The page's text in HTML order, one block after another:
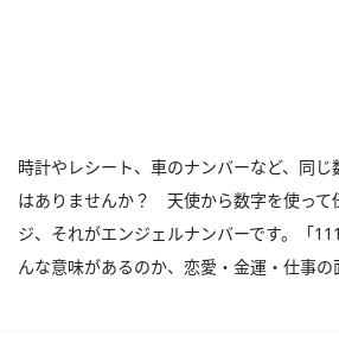
時計やレシート、車のナンバーなど、同じ
はありませんか？ 天使から数字を使って
ジ、それがエンジェルナンバーです。「
んな意味があるのか、恋愛・金運・仕事の